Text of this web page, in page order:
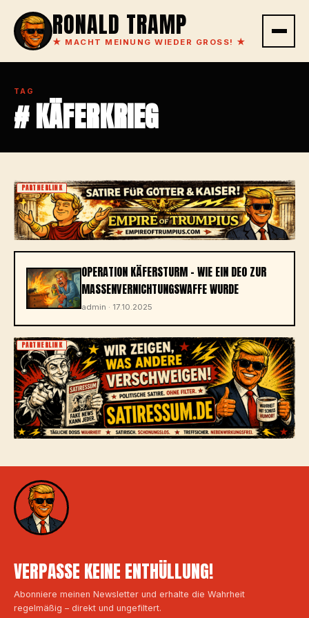
RONALD TRAMP
★ MACHT MEINUNG WIEDER GROSS! ★
TAG
# KÄFERKRIEG
PARTNERLINK
OPERATION KÄFERSTURM – WIE EIN DEO ZUR
MASSENVERNICHTUNGSWAFFE WURDE
admin · 17.10.2025
PARTNERLINK
VERPASSE KEINE ENTHÜLLUNG!
Abonniere meinen Newsletter und erhalte die Wahrheit
regelmäßig – direkt und ungefiltert.